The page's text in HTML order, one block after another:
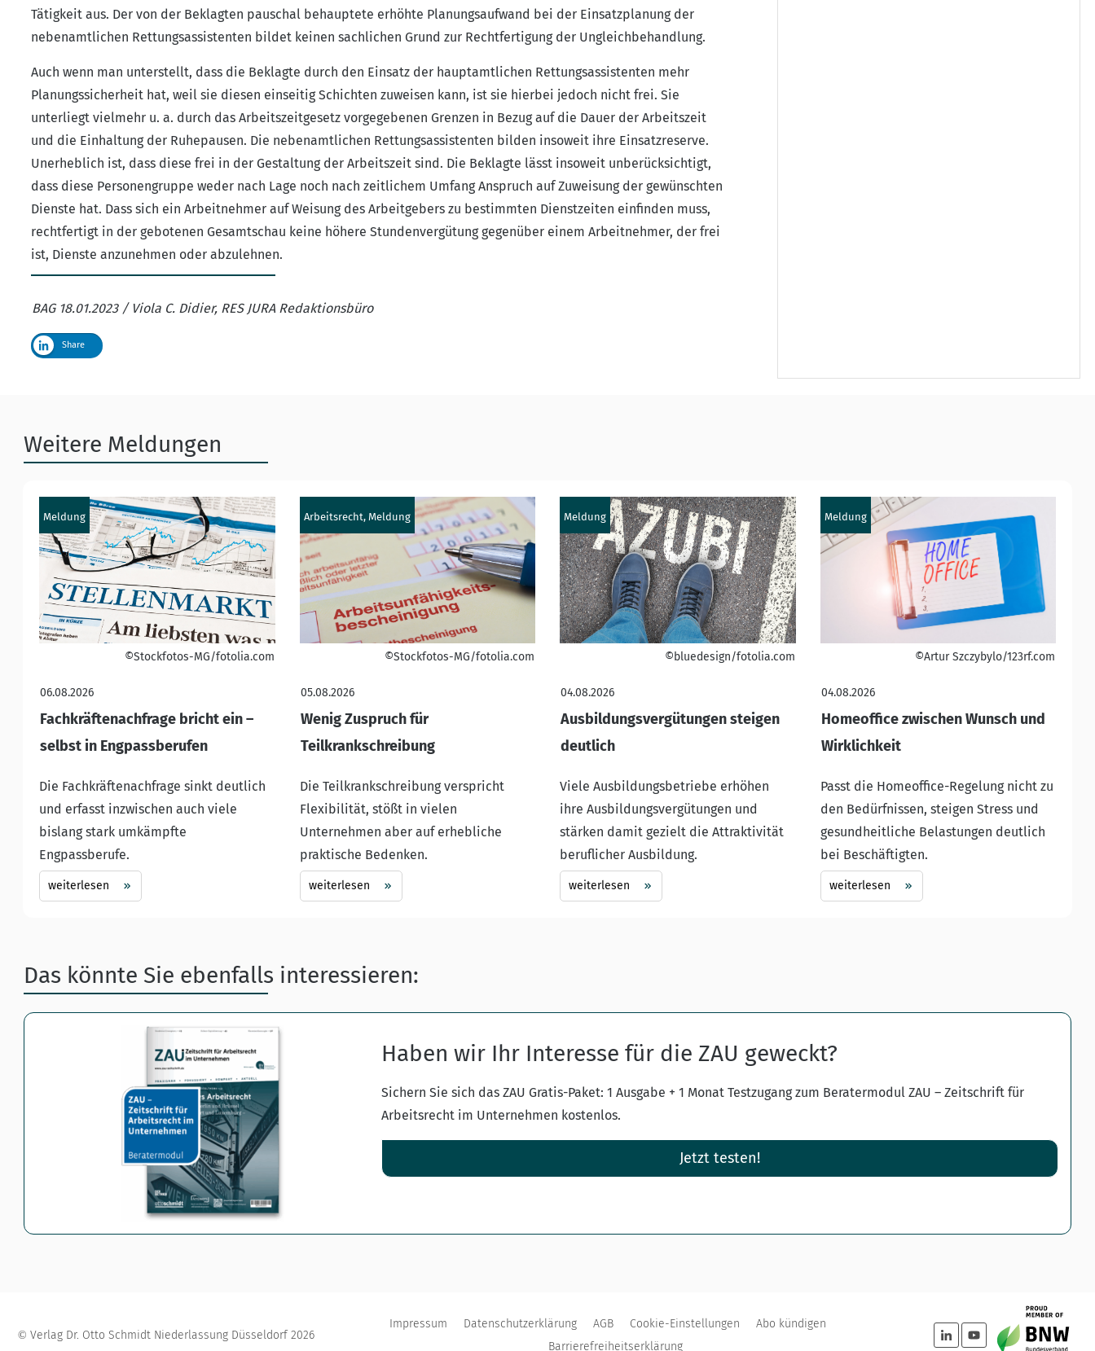
Tätigkeit aus. Der von der Beklagten pauschal behauptete erhöhte Planungsaufwand bei der Einsatzplanung der
nebenamtlichen Rettungsassistenten bildet keinen sachlichen Grund zur Rechtfertigung der Ungleichbehandlung.
Auch wenn man unterstellt, dass die Beklagte durch den Einsatz der hauptamtlichen Rettungsassistenten mehr
Planungssicherheit hat, weil sie diesen einseitig Schichten zuweisen kann, ist sie hierbei jedoch nicht frei. Sie
unterliegt vielmehr u. a. durch das Arbeitszeitgesetz vorgegebenen Grenzen in Bezug auf die Dauer der Arbeitszeit
und die Einhaltung der Ruhepausen. Die nebenamtlichen Rettungsassistenten bilden insoweit ihre Einsatzreserve.
Unerheblich ist, dass diese frei in der Gestaltung der Arbeitszeit sind. Die Beklagte lässt insoweit unberücksichtigt,
dass diese Personengruppe weder nach Lage noch nach zeitlichem Umfang Anspruch auf Zuweisung der gewünschten
Dienste hat. Dass sich ein Arbeitnehmer auf Weisung des Arbeitgebers zu bestimmten Dienstzeiten einfinden muss,
rechtfertigt in der gebotenen Gesamtschau keine höhere Stundenvergütung gegenüber einem Arbeitnehmer, der frei
ist, Dienste anzunehmen oder abzulehnen.
BAG 18.01.2023 / Viola C. Didier, RES JURA Redaktionsbüro
Share
Weitere Meldungen
Meldung
©Stockfotos-MG/fotolia.com
06.08.2026
Fachkräftenachfrage bricht ein –
selbst in Engpassberufen
Die Fachkräftenachfrage sinkt deutlich
und erfasst inzwischen auch viele
bislang stark umkämpfte
Engpassberufe.
weiterlesen
Arbeitsrecht, Meldung
©Stockfotos-MG/fotolia.com
05.08.2026
Wenig Zuspruch für
Teilkrankschreibung
Die Teilkrankschreibung verspricht
Flexibilität, stößt in vielen
Unternehmen aber auf erhebliche
praktische Bedenken.
weiterlesen
Meldung
©bluedesign/fotolia.com
04.08.2026
Ausbildungsvergütungen steigen
deutlich
Viele Ausbildungsbetriebe erhöhen
ihre Ausbildungsvergütungen und
stärken damit gezielt die Attraktivität
beruflicher Ausbildung.
weiterlesen
Meldung
©Artur Szczybylo/123rf.com
04.08.2026
Homeoffice zwischen Wunsch und
Wirklichkeit
Passt die Homeoffice-Regelung nicht zu
den Bedürfnissen, steigen Stress und
gesundheitliche Belastungen deutlich
bei Beschäftigten.
weiterlesen
Das könnte Sie ebenfalls interessieren:
Haben wir Ihr Interesse für die ZAU geweckt?
Sichern Sie sich das ZAU Gratis-Paket: 1 Ausgabe + 1 Monat Testzugang zum Beratermodul ZAU – Zeitschrift für
Arbeitsrecht im Unternehmen kostenlos.
Jetzt testen!
© Verlag Dr. Otto Schmidt Niederlassung Düsseldorf 2026
Impressum Datenschutzerklärung AGB Cookie-Einstellungen
Abo kündigen
Barrierefreiheitserklärung